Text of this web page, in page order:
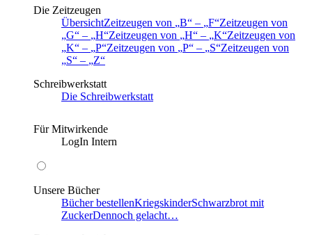
Die Zeitzeugen
ÜbersichtZeitzeugen von B – F Zeitzeugen von
G
– H Zeitzeugen von H – K Zeitzeugen von
K
– P Zeitzeugen von P – S Zeitzeugen von
S
–
Z
Schreibwerkstatt
Die Schreibwerkstatt
Für Mitwirkende
LogIn Intern
Unsere Bücher
Bücher bestellenKriegskinderSchwarzbrot mit
ZuckerDennoch gelacht…